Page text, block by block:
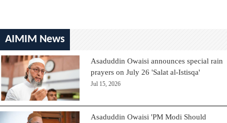
AIMIM News
Asaduddin Owaisi announces special rain
prayers on July 26 'Salat al-Istisqa'
Jul 15, 2026
Asaduddin Owaisi 'PM Modi Should